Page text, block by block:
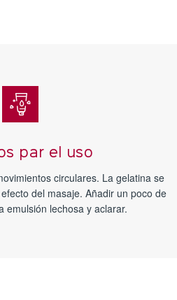
par el uso
circulares. La gelatina se
del masaje. Añadir un poco de
emulsión lechosa y aclarar.